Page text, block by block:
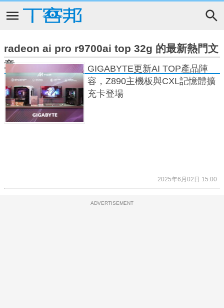
radeon ai pro r9700ai top 32g 的最新熱門文
章
GIGABYTE更新AI TOP產品陣
容，Z890主機板與CXL記憶體擴
充卡登場
2025年6月02日 15:00
ADVERTISEMENT